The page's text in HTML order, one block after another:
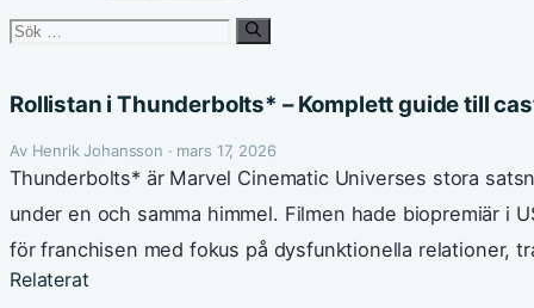
Sök
Rollistan i Thunderbolts* – Komplett guide till
Av Henrik Johansson · mars 17, 2026
Thunderbolts* är Marvel Cinematic Universes stora
under en och samma himmel. Filmen hade biopremiär i
för franchisen med fokus på dysfunktionella relationer,
Relaterat